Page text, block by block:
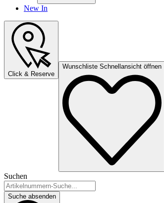
New In
Click & Reserve
Wunschliste Schnellansicht öffnen
Suchen
Suche absenden